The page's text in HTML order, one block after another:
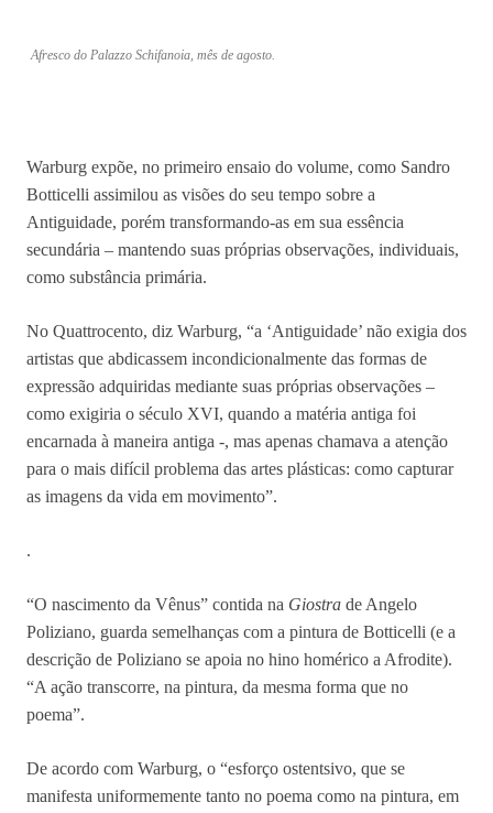
Afresco do Palazzo Schifanoia, mês de agosto.
Warburg expõe, no primeiro ensaio do volume, como Sandro
Botticelli assimilou as visões do seu tempo sobre a
Antiguidade, porém transformando-as em sua essência
secundária – mantendo suas próprias observações, individuais,
como substância primária.
No Quattrocento, diz Warburg, “a ‘Antiguidade’ não exigia dos
artistas que abdicassem incondicionalmente das formas de
expressão adquiridas mediante suas próprias observações –
como exigiria o século XVI, quando a matéria antiga foi
encarnada à maneira antiga -, mas apenas chamava a atenção
para o mais difícil problema das artes plásticas: como capturar
as imagens da vida em movimento”.
.
“O nascimento da Vênus” contida na Giostra de Angelo
Poliziano, guarda semelhanças com a pintura de Botticelli (e a
descrição de Poliziano se apoia no hino homérico a Afrodite).
“A ação transcorre, na pintura, da mesma forma que no
poema”.
De acordo com Warburg, o “esforço ostentsivo, que se
manifesta uniformemente tanto no poema como na pintura, em